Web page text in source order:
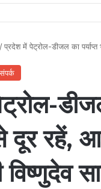
/प्रदेश में पेट्रोल-डीजल का
दूर रहें,
विष्णुदेव